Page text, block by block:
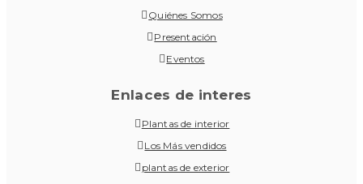
Quiénes Somos
Presentación
Eventos
Enlaces de interes
Plantas de interior
Los Más vendidos
plantas de exterior